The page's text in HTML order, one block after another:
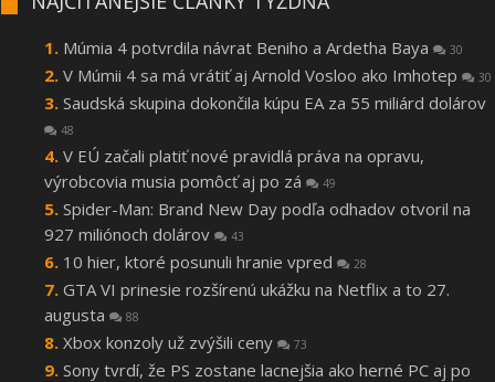
Múmia 4 potvrdila návrat Beniho a Ardetha Baya 30
V Múmii 4 sa má vrátiť aj Arnold Vosloo ako Imhotep 30
Saudská skupina dokončila kúpu EA za 55 miliárd dolárov
48
V EÚ začali platiť nové pravidlá práva na opravu,
výrobcovia musia pomôcť aj po zá
49
Spider-Man: Brand New Day podľa odhadov otvoril na
927 miliónoch dolárov
43
10 hier, ktoré posunuli hranie vpred 28
GTA VI prinesie rozšírenú ukážku na Netflix a to 27.
augusta
88
Xbox konzoly už zvýšili ceny 73
Sony tvrdí, že PS zostane lacnejšia ako herné PC aj po